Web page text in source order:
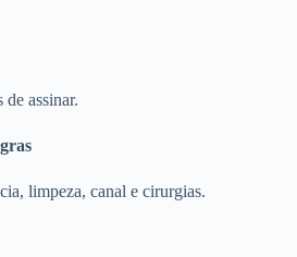
de assinar.
limpeza, canal e cirurgias.